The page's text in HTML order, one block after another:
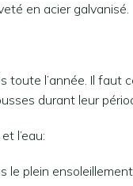
en acier galvanisé.
l’année. Il
durant leur
l’eau:
plein